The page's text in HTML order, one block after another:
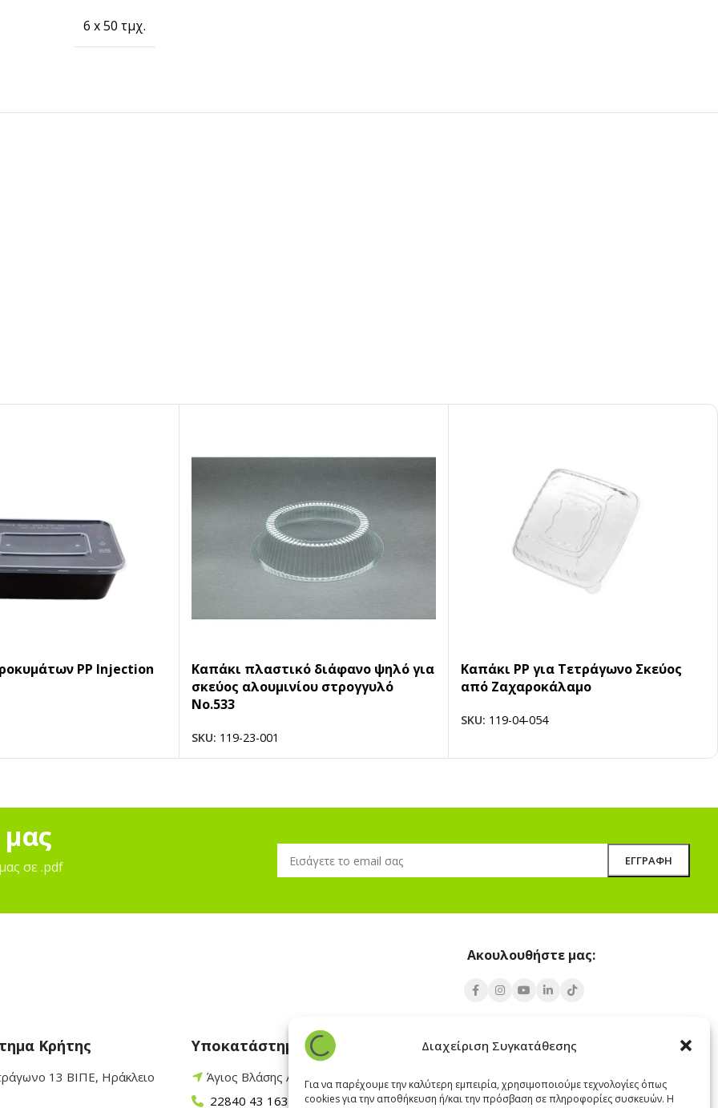
Διαχείριση Συγκατάθεσης
Για να παρέχουμε την καλύτερη εμπειρία, χρησιμοποιούμε τεχνολογίες όπως
cookies για την αποθήκευση ή/και την πρόσβαση σε πληροφορίες συσκευών. Η
BRANDED ΛΥΣΕΙΣ
HOT
6 x 50 τμχ.
PP Injection
Καπάκι πλαστικό διάφανο ψηλό για
σκεύος αλουμινίου στρογγυλό
Νο.533
SKU: 119-23-001
Καπάκι PP για Τετράγωνο Σκεύος
από Ζαχαροκάλαμο
SKU: 119-04-054
σε .pdf
Ακουλουθήστε μας:
Κρήτης
13 ΒΙΠΕ, Ηράκλειο
Υποκατάστημα Πάρου
Άγιος Βλάσης Αρχίλοχος, Πάρος 84400
22840 43 163
Υποκατάστημα Σαντορίνης
Έξω Γωνία, Σαντορίνη
847 00
22860 22322